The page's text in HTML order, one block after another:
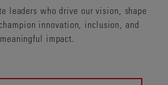
leaders who drive our vision, shape
innovation, inclusion, and
meaningful impact.